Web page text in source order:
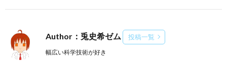
Author：兎史希ゼム 投稿一覧
幅広い科学技術が好き